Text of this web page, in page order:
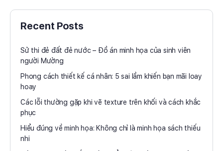
Recent Posts
Sử thi đẻ đất đẻ nước – Đồ án minh họa của sinh viên
người Mường
Phong cách thiết kế cá nhân: 5 sai lầm khiến bạn mãi loay
hoay
Các lỗi thường gặp khi vẽ texture trên khối và cách khắc
phục
Hiểu đúng về minh họa: Không chỉ là minh họa sách thiếu
nhi